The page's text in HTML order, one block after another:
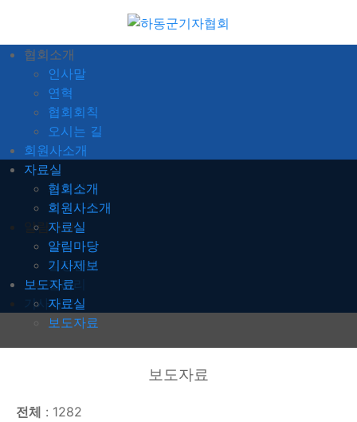
협회소개
인사말
연혁
협회회칙
오시는 길
회원사소개
자료실
자료실
보도자료
알림마당
공지사항
일정안내
갤러리
기사제보
자료실
협회소개
회원사소개
자료실
알림마당
기사제보
보도자료
자료실
보도자료
보도자료
전체 : 1282